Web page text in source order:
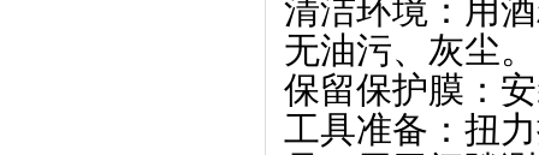
清洁环境：用
无油污、灰尘。
保留保护膜：
工具准备：扭